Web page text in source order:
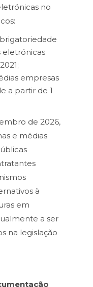
no
eletrónicas
empresas
a partir de 1
de 2026,
e médias
à
em
a ser
na legislação